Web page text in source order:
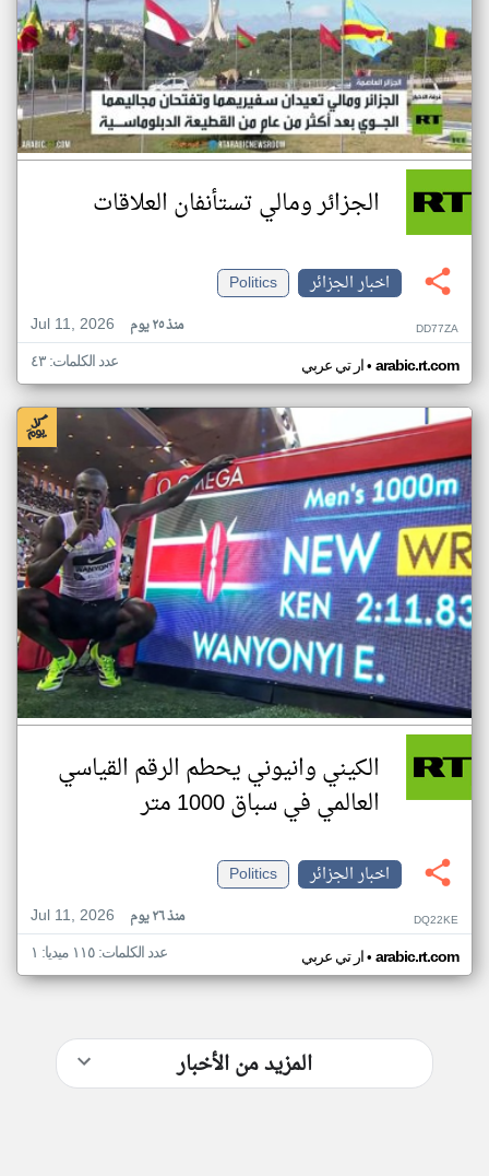
الجزائر ومالي تستأنفان العلاقات
اخبار الجزائر
Politics
Jul 11, 2026
منذ ٢٥ يوم DD77ZA
ار تي عربي• arabic.rt.com عدد الكلمات: ٤٣
الكيني وانيوني يحطم الرقم القياسي
العالمي في سباق 1000 متر
اخبار الجزائر
Politics
Jul 11, 2026
منذ ٢٦ يوم DQ22KE
ار تي عربي• arabic.rt.com عدد الكلمات: ١١٥ ميديا: ١
المزيد من الأخبار